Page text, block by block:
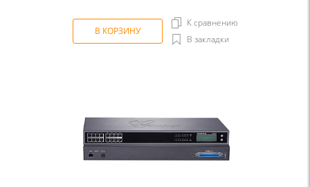
В КОРЗИНУ
К сравнению
В закладки